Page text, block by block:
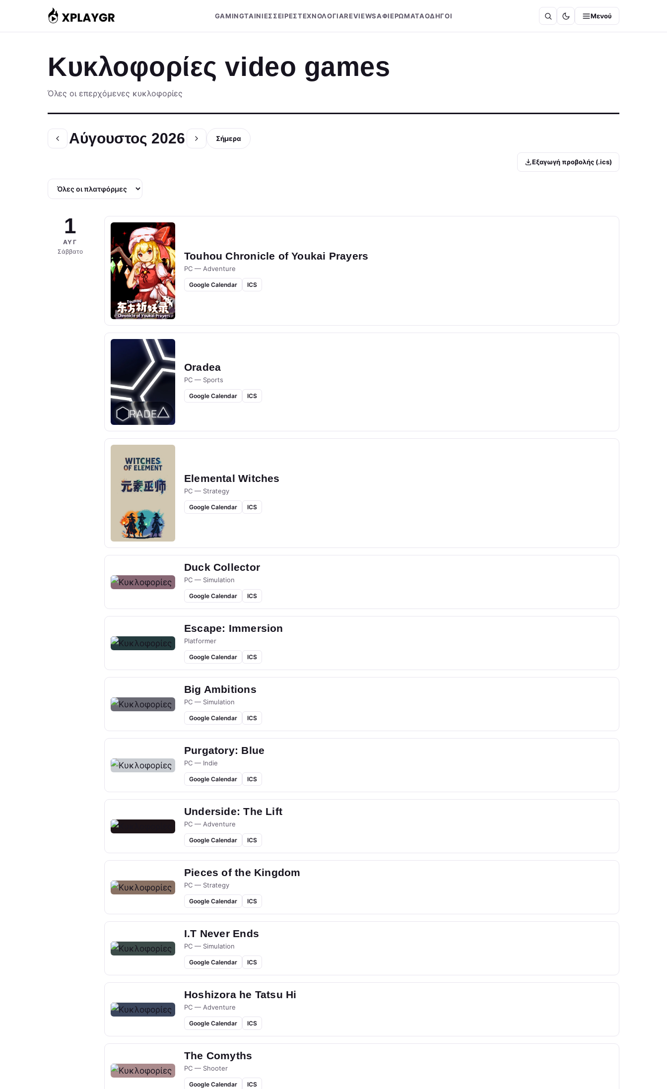
περιεχόμενο
GAMINGΤΑΙΝΙΕΣΣΕΙΡΕΣΤΕΧΝΟΛΟΓΙΑREVIEWSΑΦΙΕΡΩΜΑΤΑΟΔΗΓΟΙ Μενού
Κυκλοφορίες video games
Όλες οι επερχόμενες κυκλοφορίες
Αύγουστος 2026 Σήμερα
Εξαγωγή προβολής (.ics)
1
ΑΥΓ
Σάββατο
Touhou Chronicle of Youkai Prayers
PC — Adventure
Google Calendar ICS
Oradea
PC — Sports
Google Calendar ICS
Elemental Witches
PC — Strategy
Google Calendar ICS
Duck Collector
PC — Simulation
Google Calendar ICS
Escape: Immersion
Platformer
Google Calendar ICS
Big Ambitions
PC — Simulation
Google Calendar ICS
Purgatory: Blue
PC — Indie
Google Calendar ICS
Underside: The Lift
PC — Adventure
Google Calendar ICS
Pieces of the Kingdom
PC — Strategy
Google Calendar ICS
I.T Never Ends
PC — Simulation
Google Calendar ICS
Hoshizora he Tatsu Hi
PC — Adventure
Google Calendar ICS
The Comyths
PC — Shooter
Google Calendar ICS